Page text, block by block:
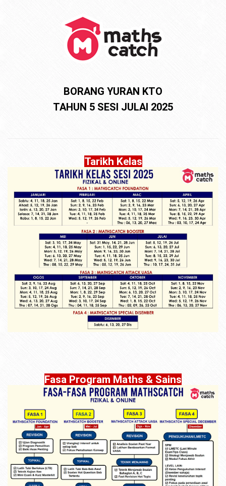
BORANG YURAN KTO
TAHUN 5 SESI JULAI 2025
Tarikh Kelas
Fasa Program Maths & Sains